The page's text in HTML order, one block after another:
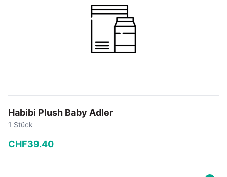
Habibi Plush Baby Adler
1 Stück
CHF39.40